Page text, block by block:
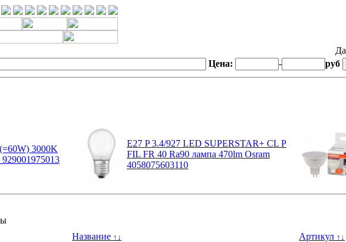
Цена: - руб
3000K
E27 P 3.4/927 LED SUPERSTAR+ CL P
FIL FR 40 Ra90 лампа 470lm Osram
4058075603110
Название ↑ ↓ Артикул ↑ ↓